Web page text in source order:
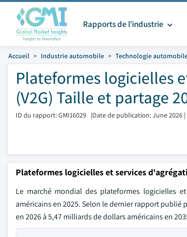
Rapports de l'industrie
Accueil Industrie automobile Technologie
Plateformes logicielles
(V2G) Taille et partage
ID du rapport: GMI16029 |Date de publication: June 2026 |
Plateformes logicielles et services
Le marché mondial des plateformes logicielles
américains en 2025. Selon le dernier rapport publié
en 2026 à 5,47 milliards de dollars américains en